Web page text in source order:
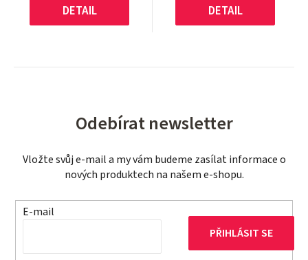
DETAIL DETAIL
Odebírat newsletter
Vložte svůj e-mail a my vám budeme zasílat informace o
nových produktech na našem e-shopu.
E-mail
PŘIHLÁSIT SE